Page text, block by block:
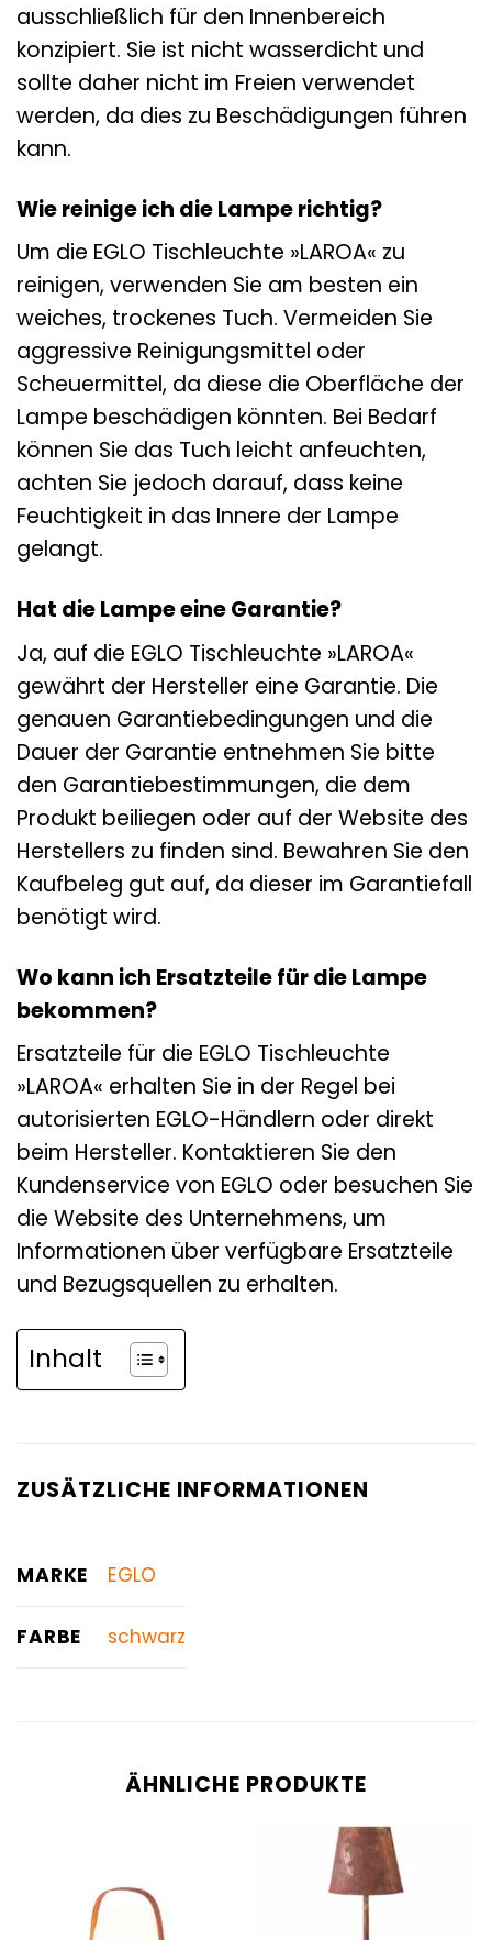
ausschließlich für den Innenbereich
konzipiert. Sie ist nicht wasserdicht und
sollte daher nicht im Freien verwendet
werden, da dies zu Beschädigungen führen
kann.
Wie reinige ich die Lampe richtig?
Um die EGLO Tischleuchte »LAROA« zu
reinigen, verwenden Sie am besten ein
weiches, trockenes Tuch. Vermeiden Sie
aggressive Reinigungsmittel oder
Scheuermittel, da diese die Oberfläche der
Lampe beschädigen könnten. Bei Bedarf
können Sie das Tuch leicht anfeuchten,
achten Sie jedoch darauf, dass keine
Feuchtigkeit in das Innere der Lampe
gelangt.
Hat die Lampe eine Garantie?
Ja, auf die EGLO Tischleuchte »LAROA«
gewährt der Hersteller eine Garantie. Die
genauen Garantiebedingungen und die
Dauer der Garantie entnehmen Sie bitte
den Garantiebestimmungen, die dem
Produkt beiliegen oder auf der Website des
Herstellers zu finden sind. Bewahren Sie den
Kaufbeleg gut auf, da dieser im Garantiefall
benötigt wird.
Wo kann ich Ersatzteile für die Lampe
bekommen?
Ersatzteile für die EGLO Tischleuchte
»LAROA« erhalten Sie in der Regel bei
autorisierten EGLO-Händlern oder direkt
beim Hersteller. Kontaktieren Sie den
Kundenservice von EGLO oder besuchen Sie
die Website des Unternehmens, um
Informationen über verfügbare Ersatzteile
und Bezugsquellen zu erhalten.
Inhalt
ZUSÄTZLICHE INFORMATIONEN
MARKE EGLO
FARBE schwarz
ÄHNLICHE PRODUKTE